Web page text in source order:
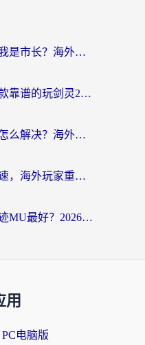
意大利怎么玩模拟城市我是市长？海外党国服游戏加速终极攻略（附三国3量子特攻解决办法）
人在海外，如何选择一款靠谱的玩剑灵2加速器？
国外玩灌篮高手延迟高怎么解决？海外玩家国服游戏加速终极指南
非人学园加速器超级加速，海外玩家重返国服的通行证
国外用什么加速器玩奇迹MU最好？2026海外玩家国服游戏加速全攻略
用
电脑版